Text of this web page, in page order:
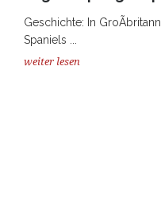
Geschichte: In
Spaniels ...
weiter lesen